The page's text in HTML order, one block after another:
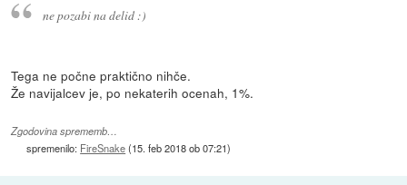
ne pozabi na delid :)
Tega ne počne praktično nihče.
Že navijalcev je, po nekaterih ocenah, 1%.
Zgodovina sprememb…
spremenilo: FireSnake(15. feb 2018 ob 07:21)